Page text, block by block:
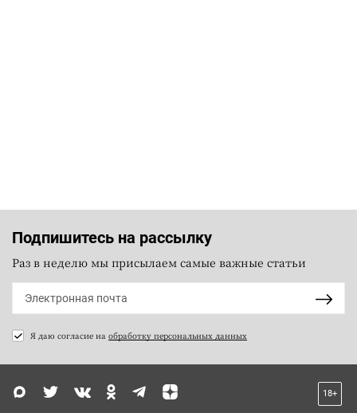
Подпишитесь на рассылку
Раз в неделю мы присылаем самые важные статьи
Я даю согласие на обработку персональных данных
18+